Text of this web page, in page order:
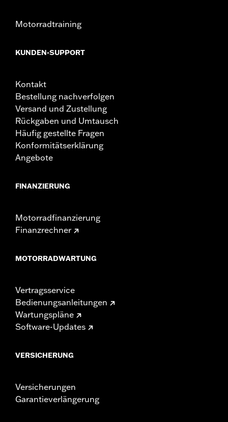
Motorradtraining
KUNDEN-SUPPORT
Kontakt
Bestellung nachverfolgen
Versand und Zustellung
Rückgaben und Umtausch
Häufig gestellte Fragen
Konformitätserklärung
Angebote
FINANZIERUNG
Motorradfinanzierung
Finanzrechner
MOTORRADWARTUNG
Vertragsservice
Bedienungsanleitungen
Wartungspläne
Software-Updates
VERSICHERUNG
Versicherungen
Garantieverlängerung